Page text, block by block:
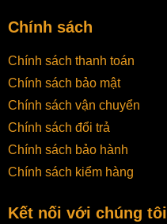
Chính sách
Chính sách thanh toán
Chính sách bảo mật
Chính sách vận chuyển
Chính sách đổi trả
Chính sách bảo hành
Chính sách kiểm hàng
Kết nối với chúng tôi